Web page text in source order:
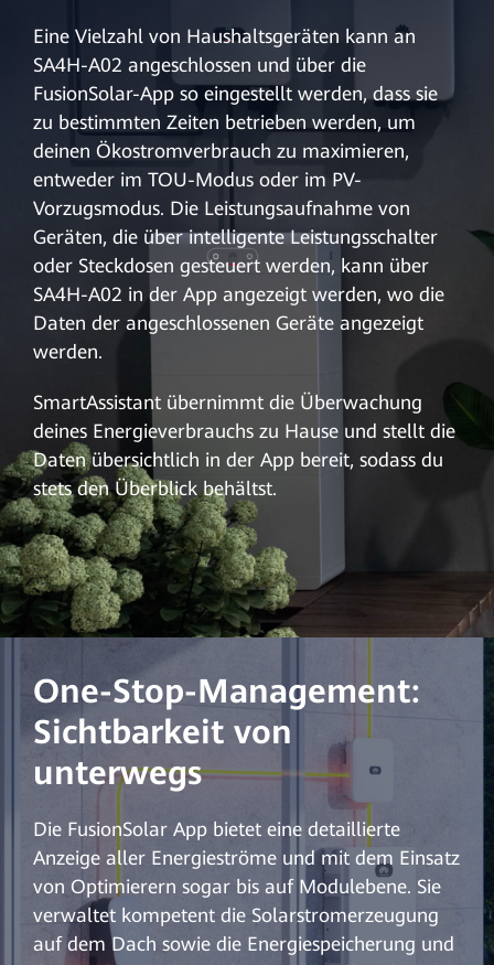
Eine Vielzahl von Haushaltsgeräten kann an
SA4H-A02 angeschlossen und über die
FusionSolar-App so eingestellt werden, dass sie
zu bestimmten Zeiten betrieben werden, um
deinen Ökostromverbrauch zu maximieren,
entweder im TOU-Modus oder im PV-
Vorzugsmodus. Die Leistungsaufnahme von
Geräten, die über intelligente Leistungsschalter
oder Steckdosen gesteuert werden, kann über
SA4H-A02 in der App angezeigt werden, wo die
Daten der angeschlossenen Geräte angezeigt
werden.
SmartAssistant übernimmt die Überwachung
deines Energieverbrauchs zu Hause und stellt die
Daten übersichtlich in der App bereit, sodass du
stets den Überblick behältst.
One-Stop-Management:
Sichtbarkeit von
unterwegs
Die FusionSolar App bietet eine detaillierte
Anzeige aller Energieströme und mit dem Einsatz
von Optimierern sogar bis auf Modulebene. Sie
verwaltet kompetent die Solarstromerzeugung
auf dem Dach sowie die Energiespeicherung und